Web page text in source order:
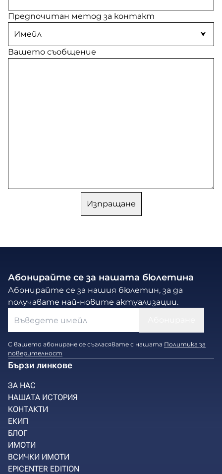
Предпочитан метод за контакт
Вашето съобщение
Абонирайте се за нашата бюлетина
Абонирайте се за нашия бюлетин, за да
получавате най-новите актуализации.
С вашето абониране се съгласявате с нашата Политика за
поверителност
Бързи линкове
ЗА НАС
НАШАТА ИСТОРИЯ
КОНТАКТИ
ЕКИП
БЛОГ
ИМОТИ
ВСИЧКИ ИМОТИ
EPICENTER EDITION